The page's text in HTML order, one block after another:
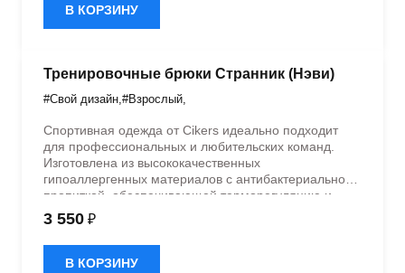
В КОРЗИНУ
Тренировочные брюки Странник (Нэви)
#Свой дизайн,#Взрослый,
Спортивная одежда от Cikers идеально подходит
для профессиональных и любительских команд.
Изготовлена из высококачественных
гипоаллергенных материалов с антибактериальной
пропиткой, обеспечивающей терморегуляцию и
быстрое влагоотведение. Одежда обладает
эластичностью в 5 направлениях и стильным
дизайном.
3 550 ₽
В КОРЗИНУ